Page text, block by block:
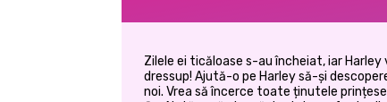
Zilele ei ticăloase s-au încheiat, iar
dressup! Ajută-o pe Harley să-și
noi. Vrea să încerce toate ținutele